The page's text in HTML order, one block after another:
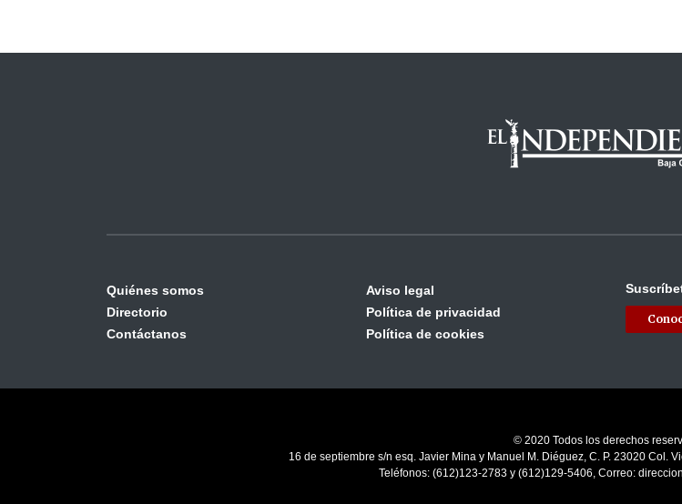
Quiénes somos
Directorio
Contáctanos
Aviso legal
Política de privacidad
Política de cookies
© 2020 Todos los derechos
16 de septiembre s/n esq. Javier Mina y Manuel M. Diéguez, C. P. 23020 Col.
Teléfonos: (612)123-2783 y (612)129-5406, Correo: